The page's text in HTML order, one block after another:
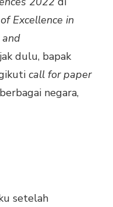
Excellence in
and
dulu, bapak
call for paper
negara,
setelah